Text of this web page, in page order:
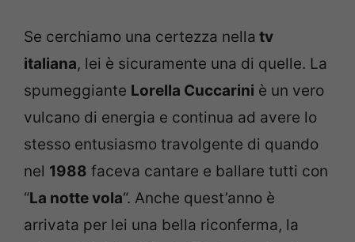
Se cerchiamo una certezza nella tv
italiana, lei è sicuramente una di quelle. La
spumeggiante Lorella Cuccarini è un vero
vulcano di energia e continua ad avere lo
stesso entusiasmo travolgente di quando
nel 1988 faceva cantare e ballare tutti con
“La notte vola“. Anche quest’anno è
arrivata per lei una bella riconferma, la